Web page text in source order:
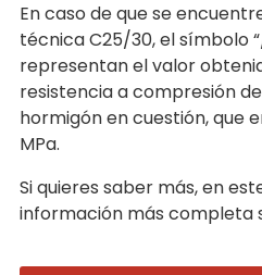
En caso de que se
técnica C25/30, el símbolo
representan el valor
resistencia a compresión
hormigón en cuestión, que
MPa.
Si quieres saber más, en
información más completa